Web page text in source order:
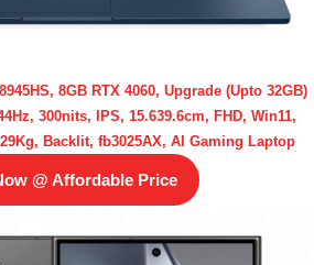
8GB RTX 4060, Upgrade (Upto 32GB)
300nits, IPS, 15.639.6cm, FHD, Win11,
Backlit, fb3025AX, AI Gaming Laptop
@ Affordable Price